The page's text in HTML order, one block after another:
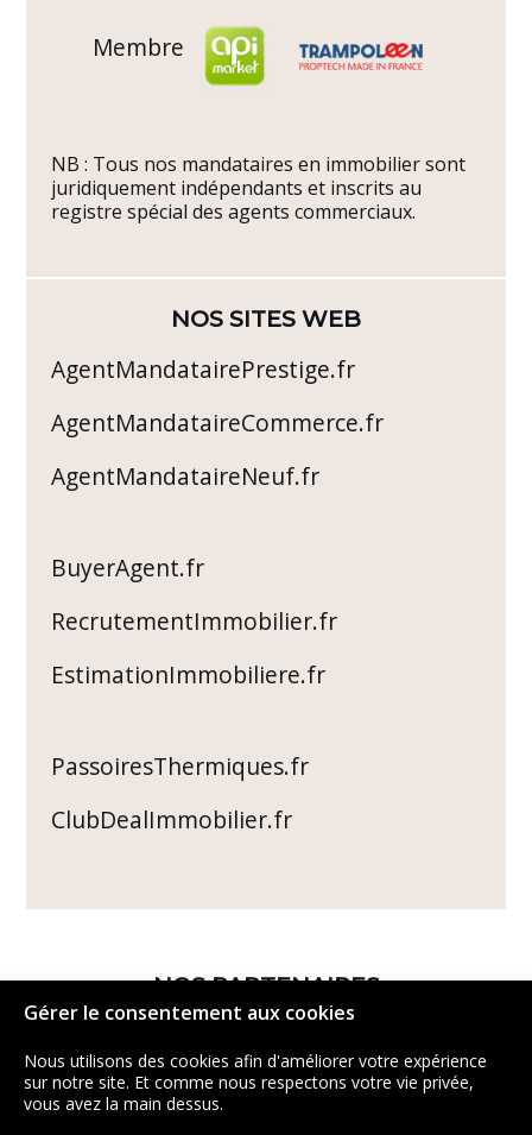
Gérer le consentement aux cookies
Nous utilisons des cookies afin d'améliorer votre expérience
sur notre site. Et comme nous respectons votre vie privée,
vous avez la main dessus.
Membre
NB : Tous nos mandataires en immobilier sont
juridiquement indépendants et inscrits au
registre spécial des agents commerciaux.
NOS SITES WEB
AgentMandatairePrestige.fr
AgentMandataireCommerce.fr
AgentMandataireNeuf.fr
BuyerAgent.fr
RecrutementImmobilier.fr
EstimationImmobiliere.fr
PassoiresThermiques.fr
ClubDealImmobilier.fr
NOS PARTENAIRES